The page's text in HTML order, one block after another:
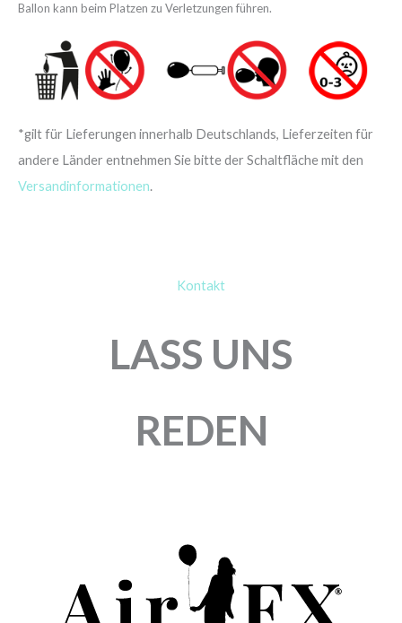
Ballon kann beim Platzen zu Verletzungen führen.
*gilt für Lieferungen innerhalb Deutschlands, Lieferzeiten für
andere Länder entnehmen Sie bitte der Schaltfläche mit den
Versandinformationen.
Kontakt
LASS UNS
REDEN